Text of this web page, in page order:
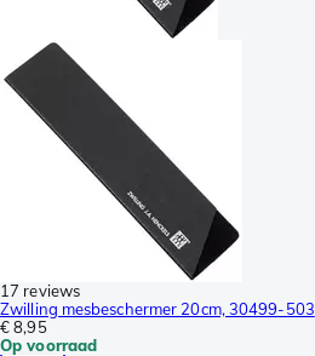
17 reviews
Zwilling mesbeschermer 20cm, 30499-503
€ 8,95
Op voorraad